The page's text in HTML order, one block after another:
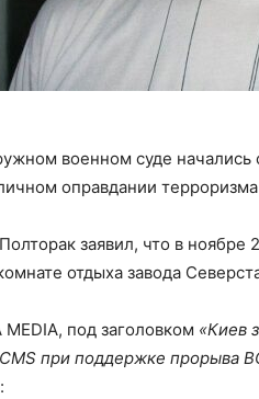
военном суде начались
оправдании
заявил, что в ноябре
отдыха завода
под заголовком «Киев
при поддержке прорыва